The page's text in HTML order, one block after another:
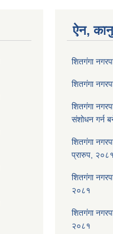
ऐन,
शितगंगा
शितगंगा
शितगंगा
संशोधन गर्न
शितगंगा
प्रारुप, २०८१
शितगंगा
२०८१
शितगंगा
२०८१